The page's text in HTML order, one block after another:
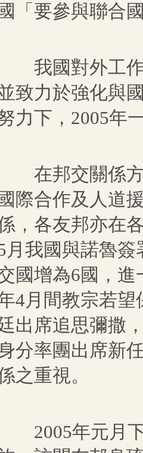
國「要參與聯合
我國對外工作
致力於強化與
力下，2005年
在邦交關係方
國際合作及人道
，各友邦亦在
月我國與諾魯
國增為6國，
4月間教宗若
出席追思彌撒
分率團出席新
之重視。
2005年元月下